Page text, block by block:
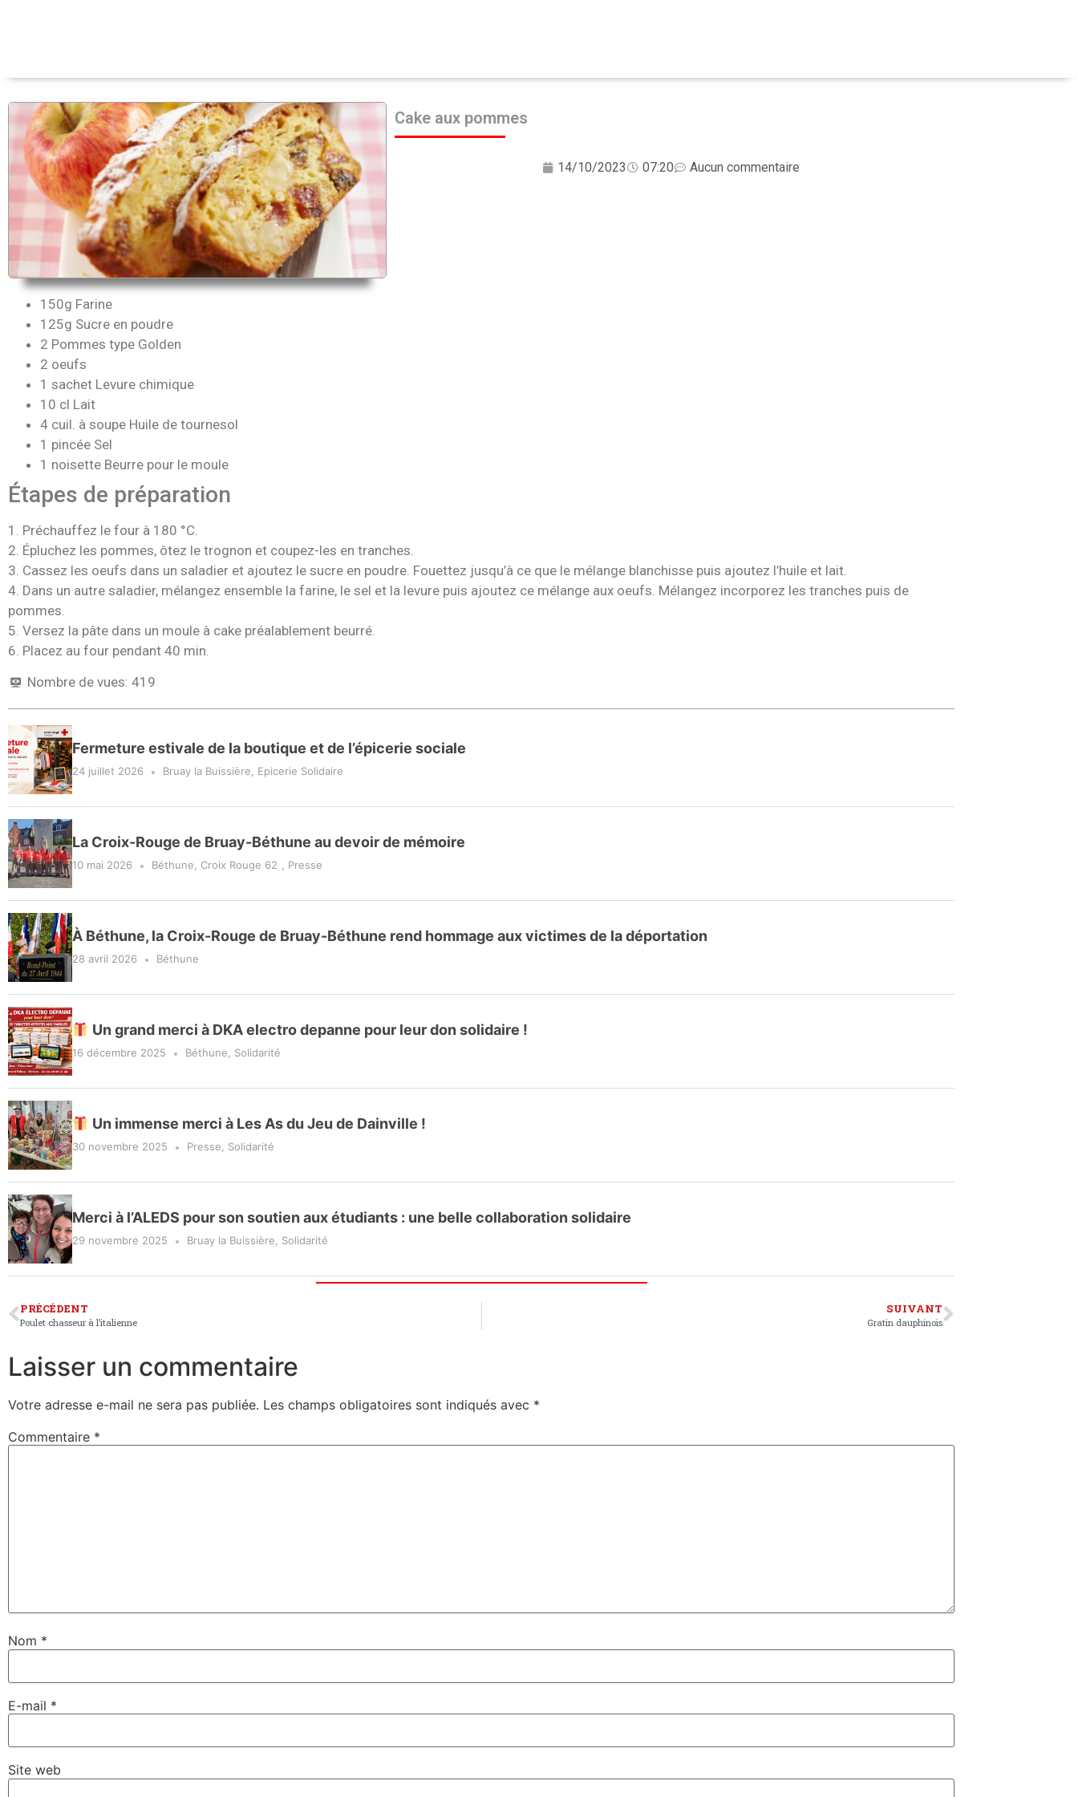
Cake aux pommes
14/10/2023 07:20 Aucun commentaire
150g Farine
125g Sucre en poudre
2 Pommes type Golden
2 oeufs
1 sachet Levure chimique
10 cl Lait
4 cuil. à soupe Huile de tournesol
1 pincée Sel
1 noisette Beurre pour le moule
Étapes de préparation
1. Préchauffez le four à 180 °C.
2. Épluchez les pommes, ôtez le trognon et coupez-les en tranches.
3. Cassez les oeufs dans un saladier et ajoutez le sucre en poudre. Fouettez jusqu’à ce que le mélange blanchisse puis ajoutez l’huile et lait.
4. Dans un autre saladier, mélangez ensemble la farine, le sel et la levure puis ajoutez ce mélange aux oeufs. Mélangez incorporez les tranches puis de
pommes.
5. Versez la pâte dans un moule à cake préalablement beurré.
6. Placez au four pendant 40 min.
Nombre de vues: 419
Fermeture estivale de la boutique et de l’épicerie sociale
24 juillet 2026 Bruay la Buissière, Epicerie Solidaire
La Croix-Rouge de Bruay-Béthune au devoir de mémoire
10 mai 2026 Béthune, Croix Rouge 62 , Presse
À Béthune, la Croix-Rouge de Bruay-Béthune rend hommage aux victimes de la déportation
28 avril 2026 Béthune
Un grand merci à DKA electro depanne pour leur don solidaire !
16 décembre 2025 Béthune, Solidarité
Un immense merci à Les As du Jeu de Dainville !
30 novembre 2025 Presse, Solidarité
Merci à l’ALEDS pour son soutien aux étudiants : une belle collaboration solidaire
29 novembre 2025 Bruay la Buissière, Solidarité
PRÉCÉDENT
Poulet chasseur à l’italienne
SUIVANT
Gratin dauphinois
Laisser un commentaire
Votre adresse e-mail ne sera pas publiée. Les champs obligatoires sont indiqués avec *
Commentaire *
Nom *
E-mail *
Site web